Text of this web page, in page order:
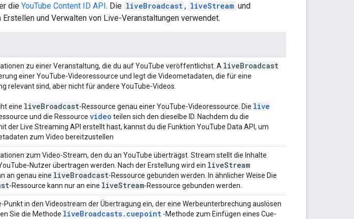
die YouTube Content ID API. Die liveBroadcast , liveStream und
und Verwalten von Live-Veranstaltungen verwendet.
zu einer Veranstaltung, die du auf YouTube veröffentlichst. A liveBroadcast
einer YouTube-Videoressource und legt die Videometadaten, die für eine
relevant sind, aber nicht für andere YouTube-Videos.
eine liveBroadcast-Ressource genau einer YouTube-Videoressource. Die live
und die Ressource video teilen sich den dieselbe ID. Nachdem du die
der Live Streaming API erstellt hast, kannst du die Funktion YouTube Data API, um
zum Video bereitzustellen
zum Video-Stream, den du an YouTube überträgst. Stream stellt die Inhalte
Nutzer übertragen werden. Nach der Erstellung wird ein liveStream
an genau eine liveBroadcast-Ressource gebunden werden. In ähnlicher Weise Die
-Ressource kann nur an eine liveStream-Ressource gebunden werden.
Punkt in den Videostream der Übertragung ein, der eine Werbeunterbrechung auslösen
Sie die Methode liveBroadcasts. cuepoint -Methode zum Einfügen eines Cue-